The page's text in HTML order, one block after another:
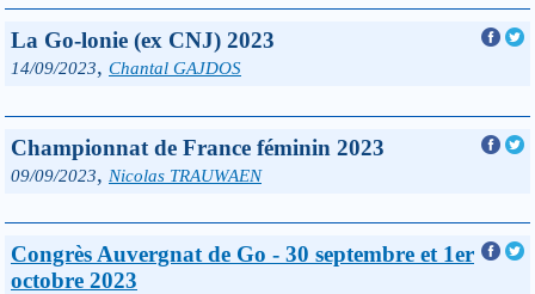
La Go-lonie (ex CNJ) 2023
14/09/2023, Chantal GAJDOS
Championnat de France féminin 2023
09/09/2023, Nicolas TRAUWAEN
Congrès Auvergnat de Go - 30 septembre et 1er
octobre 2023